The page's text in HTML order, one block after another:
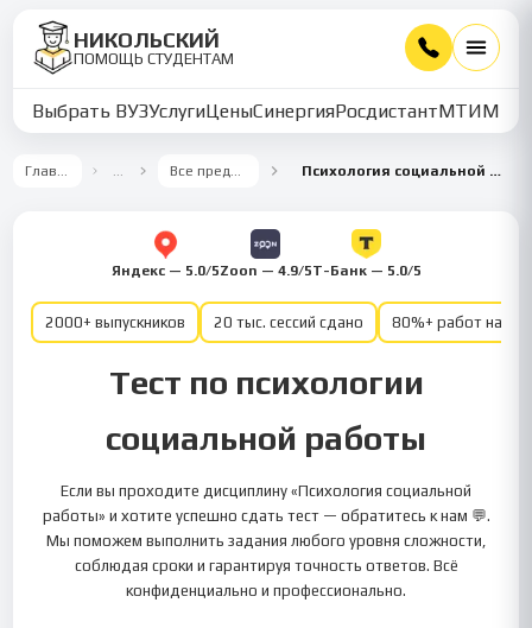
НИКОЛЬСКИЙ
ПОМОЩЬ СТУДЕНТАМ
Выбрать ВУЗУслугиЦеныСинергияРосдистантМТИММУ
Главная … Все предметы Психология социальной работы
Яндекс — 5.0/5Zoon — 4.9/5Т-Банк — 5.0/5
2000+ выпускников 20 тыс. сессий сдано 80%+ работ на
Тест по психологии
социальной работы
Если вы проходите дисциплину «Психология социальной
работы» и хотите успешно сдать тест — обратитесь к нам 💬.
Мы поможем выполнить задания любого уровня сложности,
соблюдая сроки и гарантируя точность ответов. Всё
конфиденциально и профессионально.